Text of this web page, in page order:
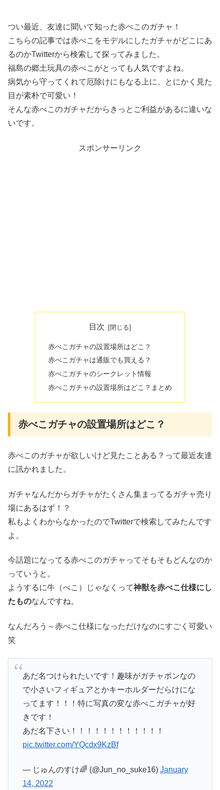
つい最近、友達に聞いて知った赤べこのガチャ！
こちらの記事では赤べこをモデルにしたガチャがどこにあ
るのかTwitterから検索して探ってみました。
福島の郷土玩具の赤べこがとっても人気ですよね。
病気から守ってくれて厄除けにもなる上に、とにかく見た
目が素朴で可愛い！
そんな赤べこのガチャだからきっとご利益があるに違いな
いです。
スポンサーリンク
目次
赤べこガチャの設置場所はどこ？
赤べこガチャは通販でも買える？
赤べこガチャのシークレット情報
赤べこガチャの設置場所はどこ？まとめ
赤べこガチャの設置場所はどこ？
赤べこのガチャが欲しいけど見たことある？って最近友達
に訊かれました。
ガチャなんだからガチャがたくさん集まってるガチャ売り
場にあるはず！？
私もよくわからなかったのでTwitterで検索してみたんです
よ。
今話題になってる赤べこのガチャってそもそもどんなのか
っていうと。
ようするに牛（べこ）じゃなくって神獣を赤べこ仕様にし
たものなんですね。
なんだろう～赤べこ仕様になっただけなのにすごく可愛い
笑
あだ名つけられたいです！趣味がガチャポンなの
で小さいフィギュアとかキーホルダーだらけにな
ってます！！！特に写真の変な赤べこガチャが好
きです！
あだ名下さい！！！！！！！！！！！！
pic.twitter.com/YQcdx9KzBf
— じゅんのすけ🌈 (@Jun_no_suke16) January
14, 2022